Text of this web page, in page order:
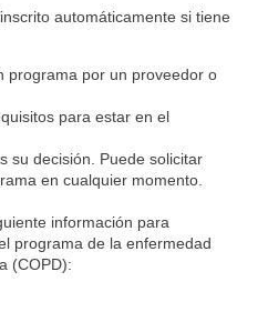
automáticamente si tiene
programa por un proveedor o
para estar en el
su decisión. Puede solicitar
en cualquier momento.
información para
programa de la enfermedad
(COPD):